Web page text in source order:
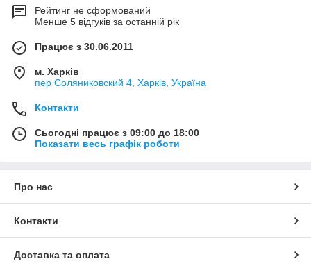
Рейтинг не сформований
Менше 5 відгуків за останній рік
Працює з 30.06.2011
м. Харків
пер Соляниковский 4, Харків, Україна
Контакти
Сьогодні працює з 09:00 до 18:00
Показати весь графік роботи
Про нас
Контакти
Доставка та оплата